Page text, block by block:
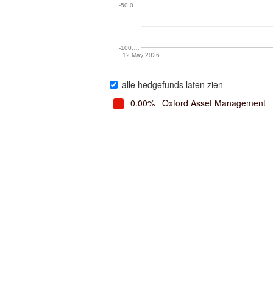
12 May 2026
-100.…
-50.0…
alle hedgefunds laten zien
0.00% Oxford Asset Management